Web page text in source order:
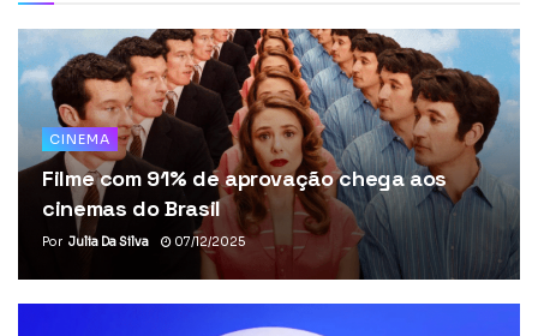
CINEMA
Filme com 91% de aprovação chega aos
cinemas do Brasil
Por Julia Da Silva 07/12/2025